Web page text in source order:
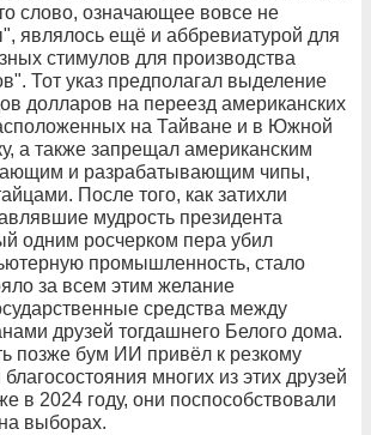
слово, означающее вовсе не
являлось ещё и аббревиатурой для
стимулов для производства
Тот указ предполагал выделение
долларов на переезд американских
на Тайване и в Южной
а также запрещал американским
и разрабатывающим чипы,
После того, как затихли
мудрость президента
одним росчерком пера убил
промышленность, стало
за всем этим желание
средства между
друзей тогдашнего Белого дома.
позже бум ИИ привёл к резкому
многих из этих друзей
в 2024 году, они поспособствовали
выборах.